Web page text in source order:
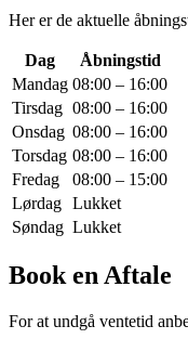
Her er de aktuelle
Dag
Åbningstid
Mandag 08:00 – 16:00
Tirsdag 08:00 – 16:00
Onsdag 08:00 – 16:00
Torsdag 08:00 – 16:00
Fredag
08:00 – 15:00
Lørdag Lukket
Søndag Lukket
Book en Aftale
For at undgå ventetid